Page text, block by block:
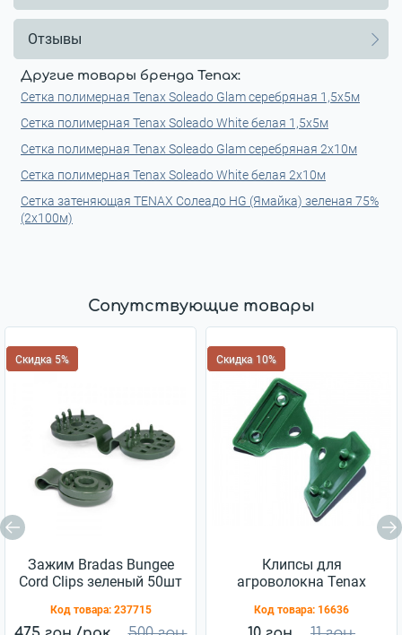
Отзывы
Другие товары бренда Tenax:
Сетка полимерная Tenax Soleado Glam серебряная 1,5х5м
Сетка полимерная Tenax Soleado White белая 1,5х5м
Сетка полимерная Tenax Soleado Glam серебряная 2х10м
Сетка полимерная Tenax Soleado White белая 2х10м
Сетка затеняющая TENAX Солеадо HG (Ямайка) зеленая 75%
(2х100м)
Сопутствующие товары
Скидка 5%
Зажим Bradas Bungee
Cord Clips зеленый 50шт
Код товара: 237715
Скидка 10%
Клипсы для
агроволокна Tenax
Код товара: 16636